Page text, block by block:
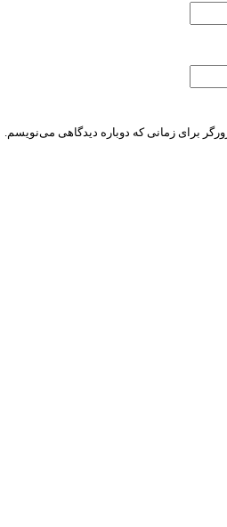
برای زمانی که دوباره دیدگاهی می‌نویسم.